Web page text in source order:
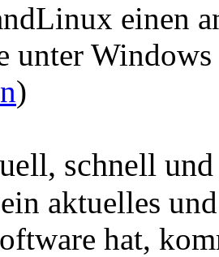
einen
unter
)
schnell
aktuelles
hat,